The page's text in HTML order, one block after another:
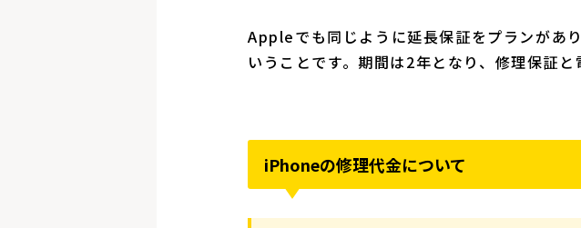
Appleでも同じように延長保証をプランがあ
いうことです。期間は2年となり、修理保証
iPhoneの修理代金について